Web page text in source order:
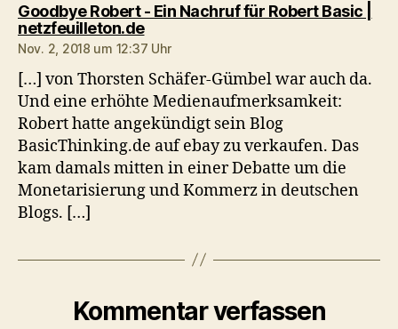
Goodbye Robert - Ein Nachruf für Robert Basic |
netzfeuilleton.desagt:
Nov. 2, 2018 um 12:37 Uhr
[…] von Thorsten Schäfer-Gümbel war auch da.
Und eine erhöhte Medienaufmerksamkeit:
Robert hatte angekündigt sein Blog
BasicThinking.de auf ebay zu verkaufen. Das
kam damals mitten in einer Debatte um die
Monetarisierung und Kommerz in deutschen
Blogs. […]
Kommentar verfassen